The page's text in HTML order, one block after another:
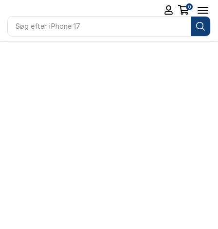
Søg efter iPhone 17
0